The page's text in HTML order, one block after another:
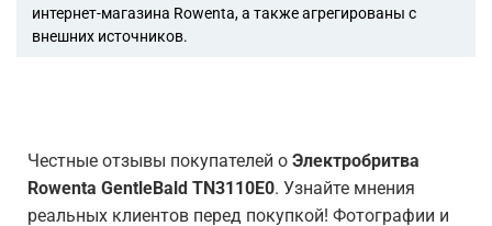
интернет-магазина Rowenta, а также агрегированы с
внешних источников.
Честные отзывы покупателей о Электробритва
Rowenta GentleBald TN3110E0. Узнайте мнения
реальных клиентов перед покупкой! Фотографии и